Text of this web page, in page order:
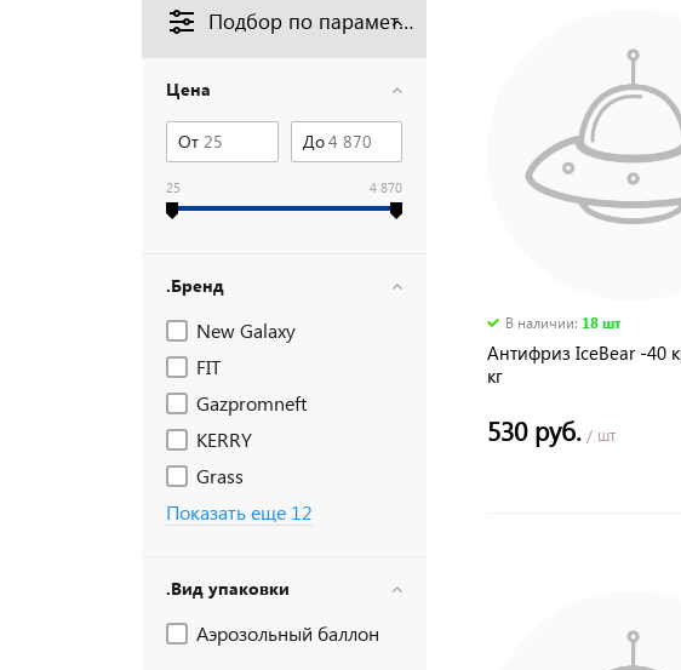
Подбор по параметрам
Цена
От До
25 4 870
.Бренд
New Galaxy
FIT
Gazpromneft
KERRY
Grass
Показать еще 12
.Вид упаковки
Аэрозольный баллон
В наличии: 18 шт
Антифриз IceBear -40
кг
530 руб. / шт